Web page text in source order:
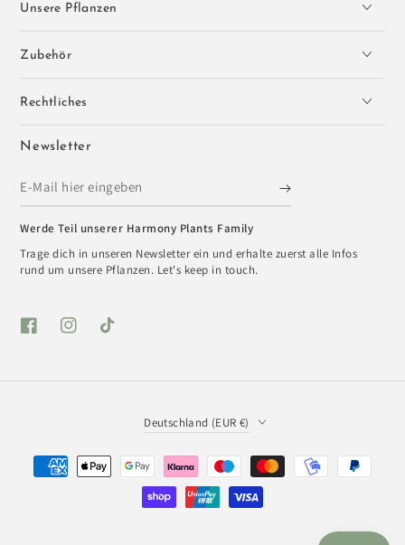
Unsere Pflanzen
Zubehör
Rechtliches
Newsletter
E-
Mail
hier
eingeben
Werde Teil unserer Harmony Plants Family
Trage dich in unseren Newsletter ein und erhalte zuerst alle Infos
rund um unsere Pflanzen. Let's keep in touch.
FacebookInstagramTikTok
Deutschland (EUR €)
Zahlungsmöglichkeiten